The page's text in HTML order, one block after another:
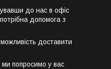
до нас в офіс
допомога з
доставити
попросимо у вас